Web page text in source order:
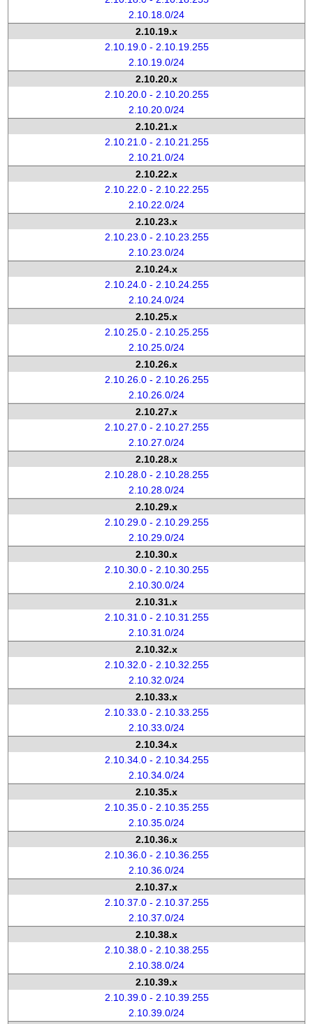
2.10.18.0/24
2.10.19.x
2.10.19.0 - 2.10.19.255
2.10.19.0/24
2.10.20.x
2.10.20.0 - 2.10.20.255
2.10.20.0/24
2.10.21.x
2.10.21.0 - 2.10.21.255
2.10.21.0/24
2.10.22.x
2.10.22.0 - 2.10.22.255
2.10.22.0/24
2.10.23.x
2.10.23.0 - 2.10.23.255
2.10.23.0/24
2.10.24.x
2.10.24.0 - 2.10.24.255
2.10.24.0/24
2.10.25.x
2.10.25.0 - 2.10.25.255
2.10.25.0/24
2.10.26.x
2.10.26.0 - 2.10.26.255
2.10.26.0/24
2.10.27.x
2.10.27.0 - 2.10.27.255
2.10.27.0/24
2.10.28.x
2.10.28.0 - 2.10.28.255
2.10.28.0/24
2.10.29.x
2.10.29.0 - 2.10.29.255
2.10.29.0/24
2.10.30.x
2.10.30.0 - 2.10.30.255
2.10.30.0/24
2.10.31.x
2.10.31.0 - 2.10.31.255
2.10.31.0/24
2.10.32.x
2.10.32.0 - 2.10.32.255
2.10.32.0/24
2.10.33.x
2.10.33.0 - 2.10.33.255
2.10.33.0/24
2.10.34.x
2.10.34.0 - 2.10.34.255
2.10.34.0/24
2.10.35.x
2.10.35.0 - 2.10.35.255
2.10.35.0/24
2.10.36.x
2.10.36.0 - 2.10.36.255
2.10.36.0/24
2.10.37.x
2.10.37.0 - 2.10.37.255
2.10.37.0/24
2.10.38.x
2.10.38.0 - 2.10.38.255
2.10.38.0/24
2.10.39.x
2.10.39.0 - 2.10.39.255
2.10.39.0/24